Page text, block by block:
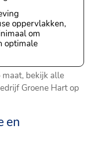
oppervlakken,
om
optimale
maat, bekijk alle
Groene Hart op
en